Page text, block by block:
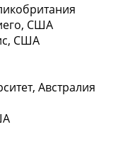
СШA
СШA
Австрaлия